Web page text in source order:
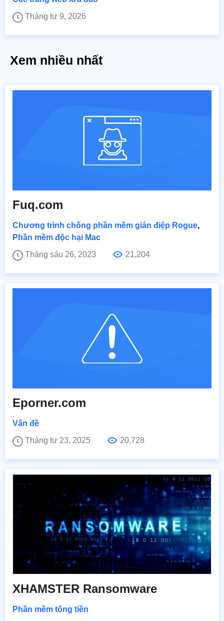
Tháng tư 9, 2026
Xem nhiều nhất
Fuq.com
Chương trình chống phần mềm gián điệp Rogue,
Phần mềm độc hại Mac
Tháng sáu 26, 2023
21,204
Eporner.com
Vấn đề
Tháng tư 23, 2025
20,728
XHAMSTER Ransomware
Phần mềm tống tiền